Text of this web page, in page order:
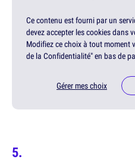
Ce contenu est fourni par un
devez accepter les cookies dans
Modifiez ce choix à tout moment
de la Confidentialité" en bas de
Gérer mes choix